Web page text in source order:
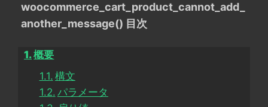
woocommerce_cart_product_cannot_add_
another_message() 目次
概要
構文
パラメータ